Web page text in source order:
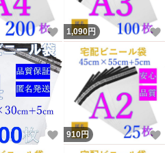
いいね！
1,090円
いいね！
910円